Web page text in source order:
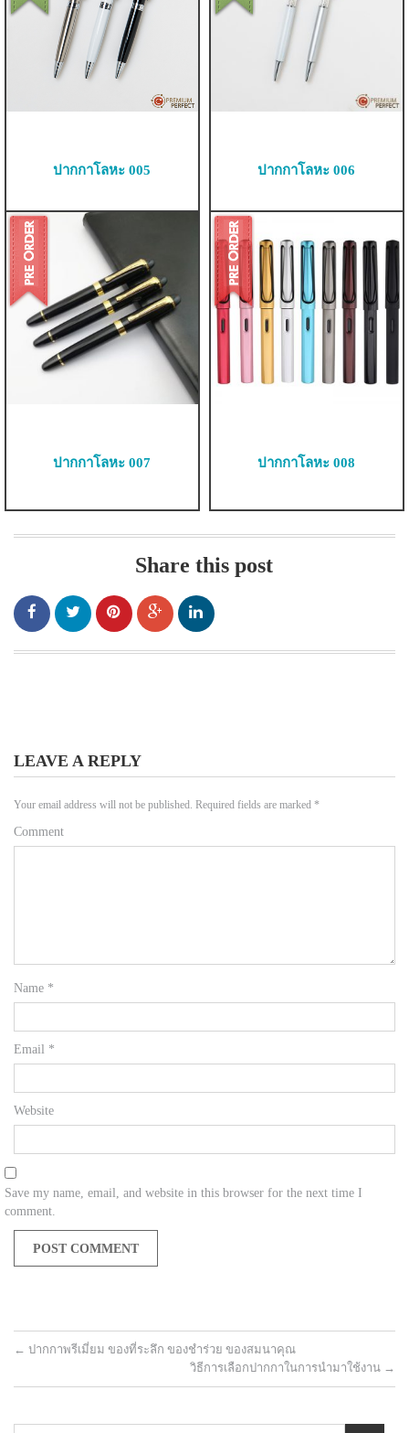
ปากกาโลหะ 005 ปากกาโลหะ 006
ปากกาโลหะ 007 ปากกาโลหะ 008
Share this post
LEAVE A REPLY
Your email address will not be published. Required fields are marked *
Comment
Name *
Email *
Website
Save my name, email, and website in this browser for the next time I
comment.
← ปากกาพรีเมี่ยม ของที่ระลึก ของชำร่วย ของสมนาคุณ
วิธีการเลือกปากกาในการนำมาใช้งาน →